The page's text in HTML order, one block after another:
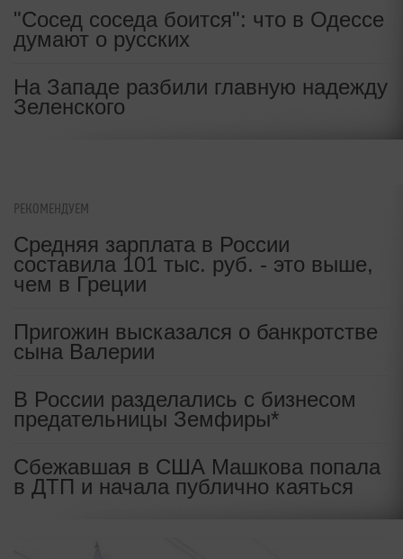
"Сосед соседа боится": что в Одессе
думают о русских
На Западе разбили главную надежду
Зеленского
РЕКОМЕНДУЕМ
Средняя зарплата в России
составила 101 тыс. руб. - это выше,
чем в Греции
Пригожин высказался о банкротстве
сына Валерии
В России разделались с бизнесом
предательницы Земфиры*
Сбежавшая в США Машкова попала
в ДТП и начала публично каяться